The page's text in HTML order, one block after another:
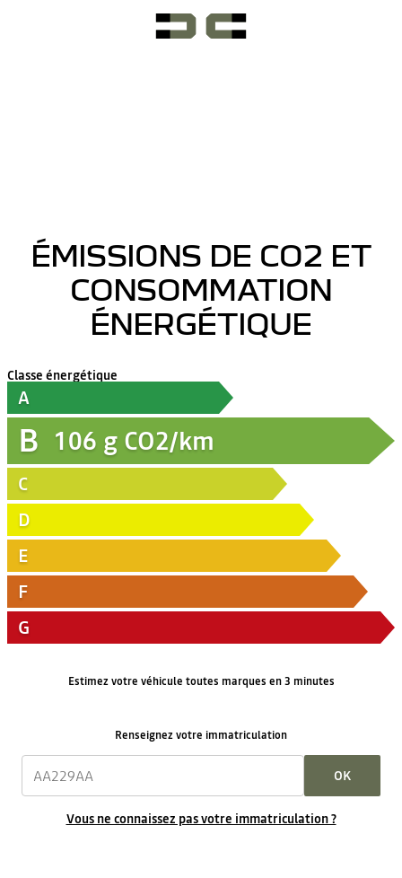
ÉMISSIONS DE CO2 ET
CONSOMMATION
ÉNERGÉTIQUE
Classe énergétique
A
B 106 g CO2/km
C
D
E
F
G
Estimez votre véhicule toutes marques en 3 minutes
Renseignez votre immatriculation
OK
Vous ne connaissez pas votre immatriculation ?